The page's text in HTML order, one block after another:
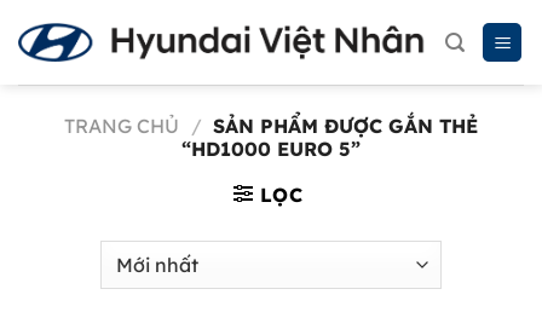
đến
TRANG CHỦ / SẢN PHẨM ĐƯỢC GẮN THẺ
“HD1000 EURO 5”
LỌC